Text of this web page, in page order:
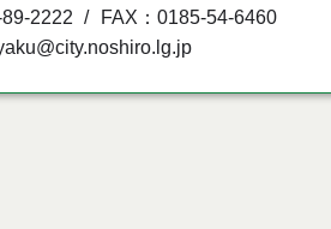
2222
FAX：0185-54-6460